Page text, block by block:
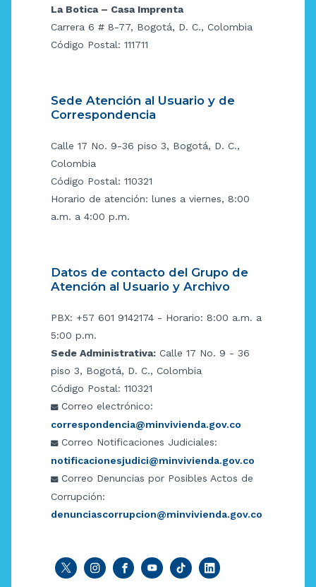
La Botica – Casa Imprenta
Carrera 6 # 8-77, Bogotá, D. C., Colombia
Código Postal: 111711
Sede Atención al Usuario y de
Correspondencia
Calle 17 No. 9-36 piso 3, Bogotá, D. C.,
Colombia
Código Postal: 110321
Horario de atención: lunes a viernes, 8:00
a.m. a 4:00 p.m.
Datos de contacto del Grupo de
Atención al Usuario y Archivo
PBX: +57 601 9142174 - Horario: 8:00 a.m. a
5:00 p.m.
Sede Administrativa: Calle 17 No. 9 - 36
piso 3, Bogotá, D. C., Colombia
Código Postal: 110321
Correo electrónico:
correspondencia@minvivienda.gov.co
Correo Notificaciones Judiciales:
notificacionesjudici@minvivienda.gov.co
Correo Denuncias por Posibles Actos de
Corrupción:
denunciascorrupcion@minvivienda.gov.co